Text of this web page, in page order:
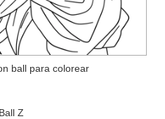
ball para colorear
Z